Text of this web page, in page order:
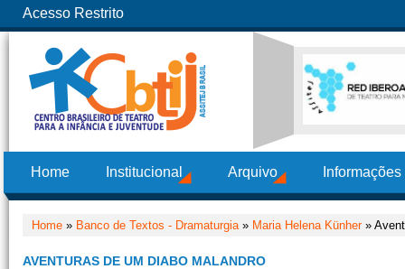
Acesso Restrito
Home Institucional Arquivo
Home » Banco de Textos - Dramaturgia» Maria Helena Künher»
AVENTURAS DE UM DIABO MALANDRO